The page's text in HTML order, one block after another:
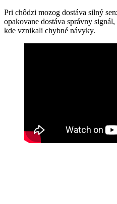
Pri chôdzi mozog dostáva silný
opakovane dostáva správny
kde vznikali chybné návyky.